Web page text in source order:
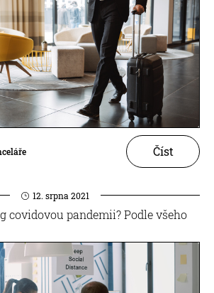
Číst
12. srpna 2021
covidovou pandemii? Podle všeho